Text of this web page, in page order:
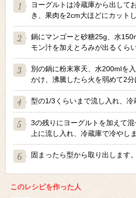
ヨーグルトは冷蔵庫から出して
き、果肉を2cm大ほどにカットし
鍋にマンゴーと砂糖25g、水
モン汁を加えとろみが出るくら
別の鍋に粉末寒天、水200mlを
かけ、沸騰したら火を弱めて2分
型の1/3くらいまで流し入れ、冷
3の残りにヨーグルトを加えて
上に流し入れ、冷蔵庫で冷やしま
固まったら型から取り出します。
このレシピを作った人